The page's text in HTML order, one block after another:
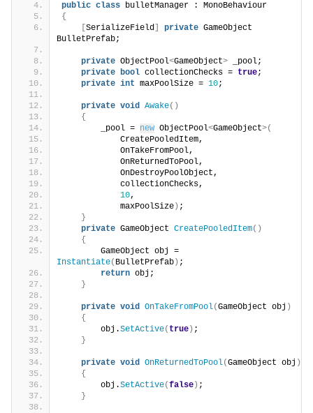
public class bulletManager : MonoBehaviour
{
SerializeField private GameObject
BulletPrefab;
private ObjectPool<GameObject> _pool;
private bool collectionChecks = true;
private int maxPoolSize = 10;
private void Awake()
{
        _pool =
new ObjectPool<GameObject>(
            CreatePooledItem,
            OnTakeFromPool,
            OnReturnedToPool,
            OnDestroyPoolObject,
            collectionChecks,
10,
            maxPoolSize
) ;
}
private GameObject CreatePooledItem()
{
Instantiate( BulletPrefab ) ;
return obj;
}
private void OnTakeFromPool(GameObject obj )
{
        obj.
SetActive( true ) ;
}
private void OnReturnedToPool(GameObject obj )
{
        obj.
SetActive(false ) ;
}